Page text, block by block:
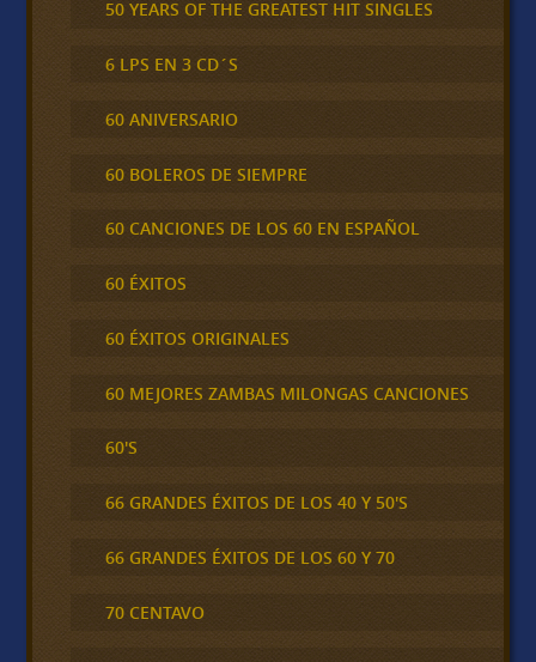
50 YEARS OF THE GREATEST HIT SINGLES
6 LPS EN 3 CD´S
60 ANIVERSARIO
60 BOLEROS DE SIEMPRE
60 CANCIONES DE LOS 60 EN ESPAÑOL
60 ÉXITOS
60 ÉXITOS ORIGINALES
60 MEJORES ZAMBAS MILONGAS CANCIONES
60'S
66 GRANDES ÉXITOS DE LOS 40 Y 50'S
66 GRANDES ÉXITOS DE LOS 60 Y 70
70 CENTAVO